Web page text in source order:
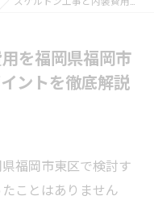
を福岡県福岡市
ントを徹底解説
福岡市東区で検討す
ことはありません